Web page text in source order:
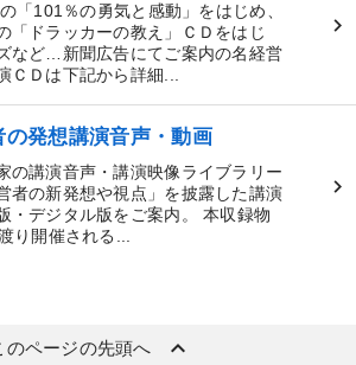
「101％の勇気と感動」をはじめ、
ドラッカーの教え」ＣＤをはじ
など…新聞広告にてご案内の名経営
ＣＤは下記から詳細...
発想講演音声・動画
の講演音声・講演映像ライブラリー
者の新発想や視点」を披露した講演
・デジタル版をご案内。 本収録物
り開催される...
のページの先頭へ keyboard_arrow_up